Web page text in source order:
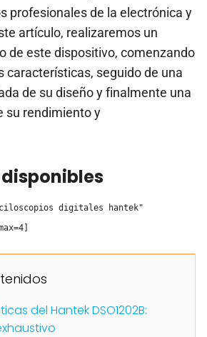
profesionales de la electrónica y
artículo, realizaremos un
de este dispositivo, comenzando
características, seguido de una
de su diseño y finalmente una
su rendimiento y
digitales hantek"
del Hantek DSO1202B: